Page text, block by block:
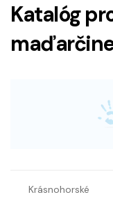
Katalóg
Krásnohorské